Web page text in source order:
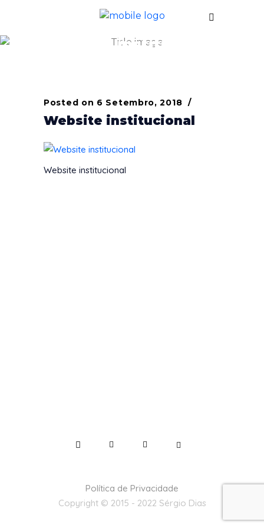
Website institucional
Posted on 6 Setembro, 2018
Website institucional
Website institucional
Política de Privacidade
Copyright © 2015 - 2022 Sérgio Dias